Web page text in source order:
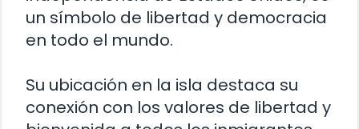
un símbolo de libertad y democracia
en todo el mundo.
Su ubicación en la isla destaca su
conexión con los valores de libertad y